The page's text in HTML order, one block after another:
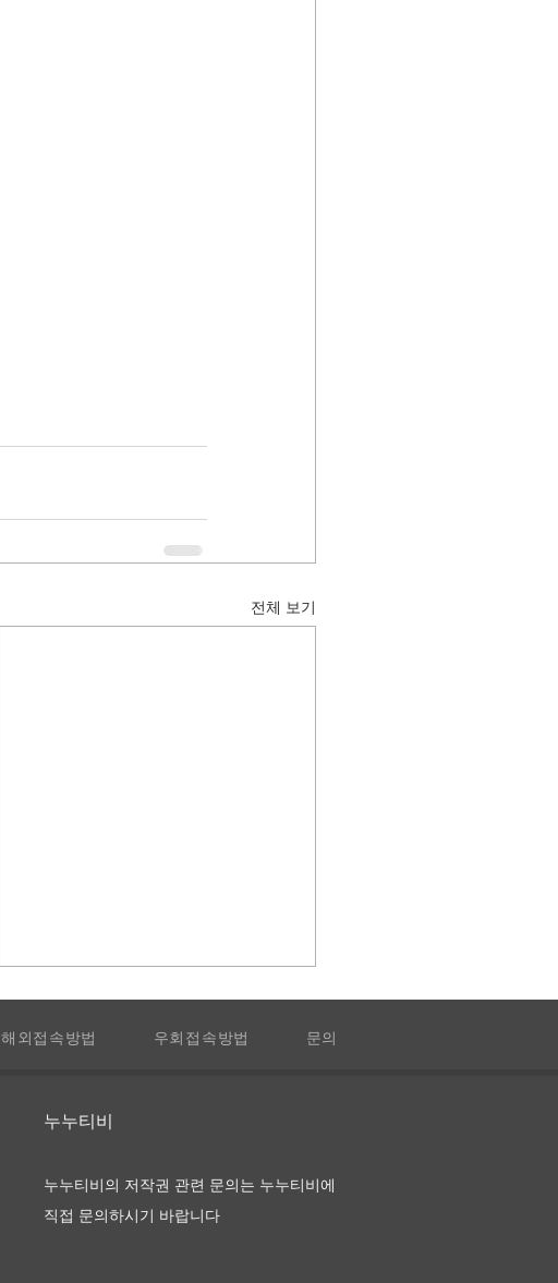
전체 보기
나이트 에이전트
해외접속방법 우회접속방법 문의
​누누티비
누누티비의 저작권 관련 문의는 누누티비에
직접 문의하시기 바랍니다